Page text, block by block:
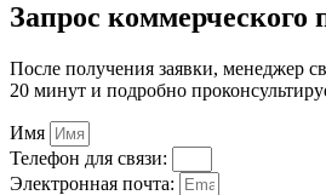
Запрос коммерческого
После получения заявки, менеджер
20 минут и подробно
Имя
Телефон для связи:
Электронная почта: